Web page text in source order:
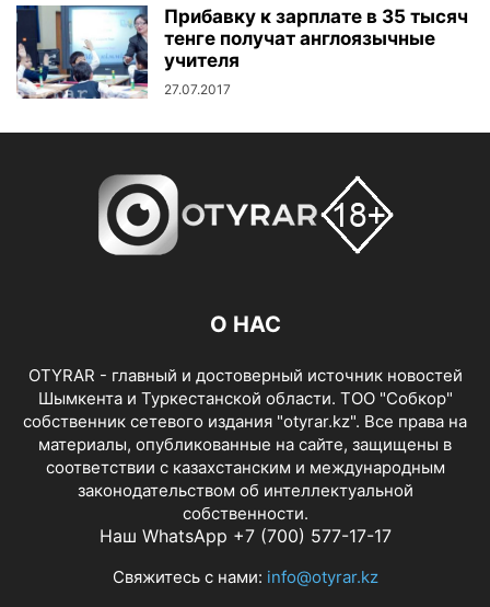
Прибавку к зарплате в 35 тысяч
тенге получат англоязычные
учителя
27.07.2017
О НАС
OTYRAR - главный и достоверный источник новостей
Шымкента и Туркестанской области. ТОО "Собкор"
собственник сетевого издания "otyrar.kz". Все права на
материалы, опубликованные на сайте, защищены в
соответствии с казахстанским и международным
законодательством об интеллектуальной
собственности.
Наш WhatsApp +7 (700) 577-17-17
Свяжитесь с нами: info@otyrar.kz